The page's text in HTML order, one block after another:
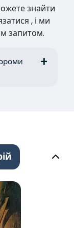
знайти
, і ми
запитом.